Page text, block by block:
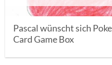
Pascal wünscht sich
Card Game Box